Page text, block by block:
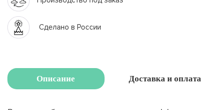
Сделано в России
Описание Доставка и оплата